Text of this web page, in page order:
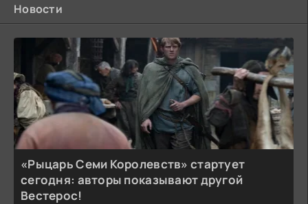
Новости
«Рыцарь Семи Королевств» стартует
сегодня: авторы показывают другой
Вестерос!